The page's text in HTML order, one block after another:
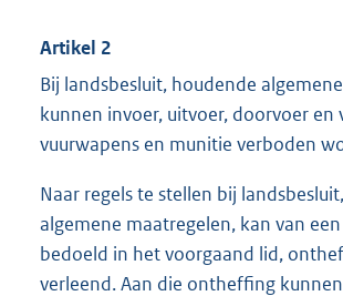
Artikel 2
Bij landsbesluit, houdende
kunnen invoer, uitvoer, doorvoer en
vuurwapens en munitie verboden
Naar regels te stellen bij
algemene maatregelen, kan van
bedoeld in het voorgaand lid,
verleend. Aan die ontheffing